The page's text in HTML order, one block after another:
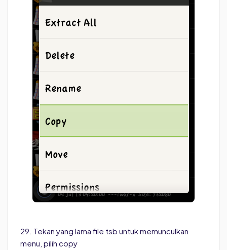
29. Tekan yang lama file tsb untuk memunculkan
menu, pilih copy